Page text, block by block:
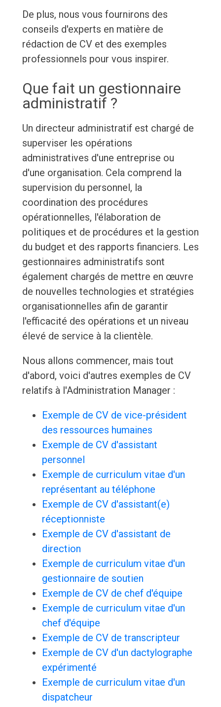
De plus, nous vous fournirons des
conseils d'experts en matière de
rédaction de CV et des exemples
professionnels pour vous inspirer.
Que fait un gestionnaire
administratif ?
Un directeur administratif est chargé de
superviser les opérations
administratives d'une entreprise ou
d'une organisation. Cela comprend la
supervision du personnel, la
coordination des procédures
opérationnelles, l'élaboration de
politiques et de procédures et la gestion
du budget et des rapports financiers. Les
gestionnaires administratifs sont
également chargés de mettre en œuvre
de nouvelles technologies et stratégies
organisationnelles afin de garantir
l'efficacité des opérations et un niveau
élevé de service à la clientèle.
Nous allons commencer, mais tout
d'abord, voici d'autres exemples de CV
relatifs à l'Administration Manager :
Exemple de CV de vice-président
des ressources humaines
Exemple de CV d'assistant
personnel
Exemple de curriculum vitae d'un
représentant au téléphone
Exemple de CV d'assistant(e)
réceptionniste
Exemple de CV d'assistant de
direction
Exemple de curriculum vitae d'un
gestionnaire de soutien
Exemple de CV de chef d'équipe
Exemple de curriculum vitae d'un
chef d'équipe
Exemple de CV de transcripteur
Exemple de CV d'un dactylographe
expérimenté
Exemple de curriculum vitae d'un
dispatcheur